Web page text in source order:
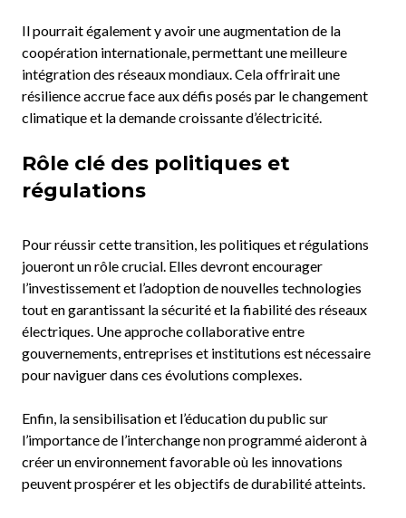
Il pourrait également y avoir une augmentation de la
coopération internationale, permettant une meilleure
intégration des réseaux mondiaux. Cela offrirait une
résilience accrue face aux défis posés par le changement
climatique et la demande croissante d’électricité.
Rôle clé des politiques et
régulations
Pour réussir cette transition, les politiques et régulations
joueront un rôle crucial. Elles devront encourager
l’investissement et l’adoption de nouvelles technologies
tout en garantissant la sécurité et la fiabilité des réseaux
électriques. Une approche collaborative entre
gouvernements, entreprises et institutions est nécessaire
pour naviguer dans ces évolutions complexes.
Enfin, la sensibilisation et l’éducation du public sur
l’importance de l’interchange non programmé aideront à
créer un environnement favorable où les innovations
peuvent prospérer et les objectifs de durabilité atteints.